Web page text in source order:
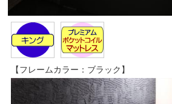
【フレームカラー：ブラック】